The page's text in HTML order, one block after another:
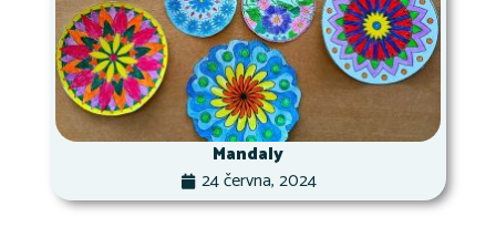
Mandaly
24 června, 2024